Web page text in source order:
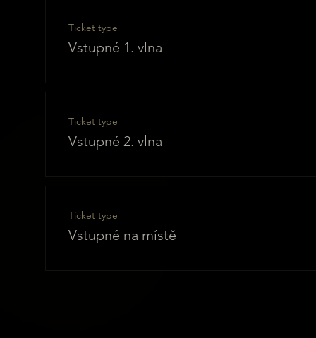
Ticket type
Vstupné 1. vlna
Ticket type
Vstupné 2. vlna
Ticket type
Vstupné na místě